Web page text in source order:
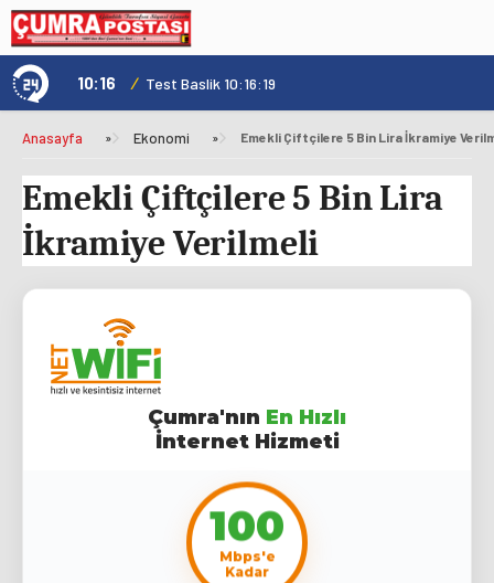
10:16 / Test Baslik 10:16:19
Anasayfa » Ekonomi » Emekli Çiftçilere 5 Bin Lira İkramiye
Emekli Çiftçilere 5 Bin Lira
İkramiye Verilmeli
Çumra'nın En Hızlı
İnternet Hizmeti
100
Mbps'e
Kadar